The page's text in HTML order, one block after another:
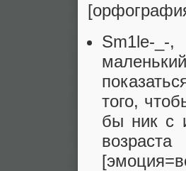
Sm1le-
того,
бы ник с